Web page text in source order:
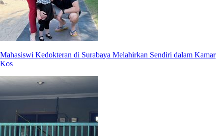
Mahasiswi Kedokteran di Surabaya Melahirkan Sendiri dalam Kamar
Kos